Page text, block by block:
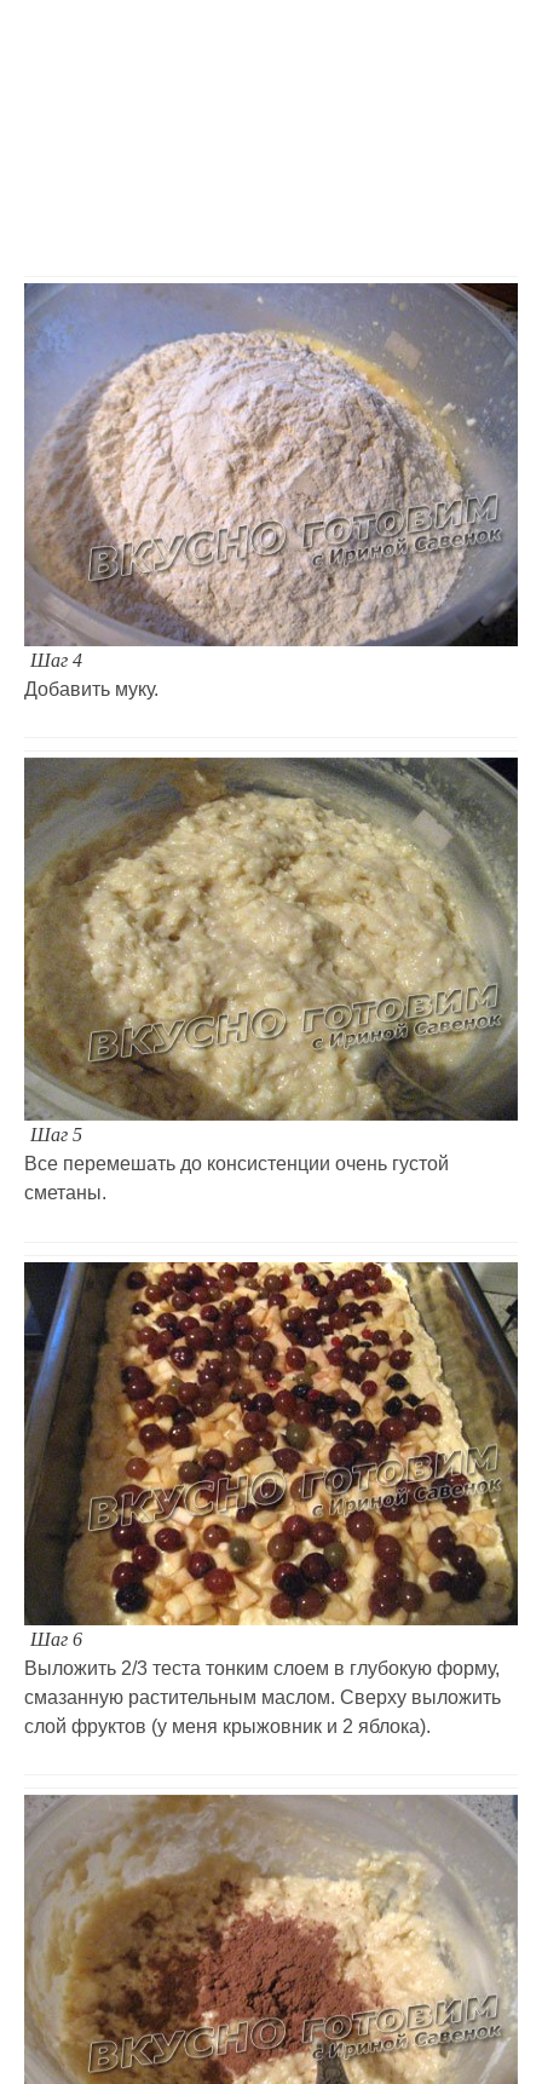
Шаг 4
Добавить муку.
Шаг 5
Все перемешать до консистенции очень густой
сметаны.
Шаг 6
Выложить 2/3 теста тонким слоем в глубокую форму,
смазанную растительным маслом. Сверху выложить
слой фруктов (у меня крыжовник и 2 яблока).